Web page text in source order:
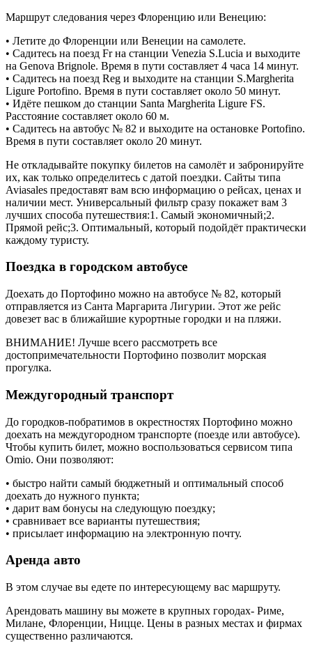
Маршрут следования через Флоренцию или Венецию:
• Летите до Флоренции или Венеции на самолете.
• Садитесь на поезд Fr на станции Venezia S.Lucia и выходите
на Genova Brignole. Время в пути составляет 4 часа 14 минут.
• Садитесь на поезд Reg и выходите на станции S.Margherita
Ligure Portofino. Время в пути составляет около 50 минут.
• Идёте пешком до станции Santa Margherita Ligure FS.
Расстояние составляет около 60 м.
• Садитесь на автобус № 82 и выходите на остановке Portofino.
Время в пути составляет около 20 минут.
Не откладывайте покупку билетов на самолёт и забронируйте
их, как только определитесь с датой поездки. Сайты типа
Aviasales предоставят вам всю информацию о рейсах, ценах и
наличии мест. Универсальный фильтр сразу покажет вам 3
лучших способа путешествия:1. Самый экономичный;2.
Прямой рейс;3. Оптимальный, который подойдёт практически
каждому туристу.
Поездка в городском автобусе
Доехать до Портофино можно на автобусе № 82, который
отправляется из Санта Маргарита Лигурии. Этот же рейс
довезет вас в ближайшие курортные городки и на пляжи.
ВНИМАНИЕ! Лучше всего рассмотреть все
достопримечательности Портофино позволит морская
прогулка.
Междугородный транспорт
До городков-побратимов в окрестностях Портофино можно
доехать на междугородном транспорте (поезде или автобусе).
Чтобы купить билет, можно воспользоваться сервисом типа
Omio. Они позволяют:
• быстро найти самый бюджетный и оптимальный способ
доехать до нужного пункта;
• дарит вам бонусы на следующую поездку;
• сравнивает все варианты путешествия;
• присылает информацию на электронную почту.
Аренда авто
В этом случае вы едете по интересующему вас маршруту.
Арендовать машину вы можете в крупных городах- Риме,
Милане, Флоренции, Ницце. Цены в разных местах и фирмах
существенно различаются.